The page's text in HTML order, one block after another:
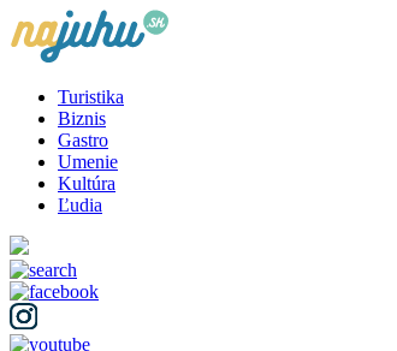
Turistika
Biznis
Gastro
Umenie
Kultúra
Ľudia